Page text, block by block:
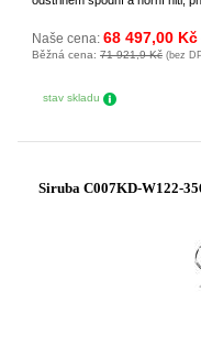
Naše cena: 68 497,00 Kč
Běžná cena: 71 921,9 Kč (bez
stav skladu
Siruba C007KD-W122-